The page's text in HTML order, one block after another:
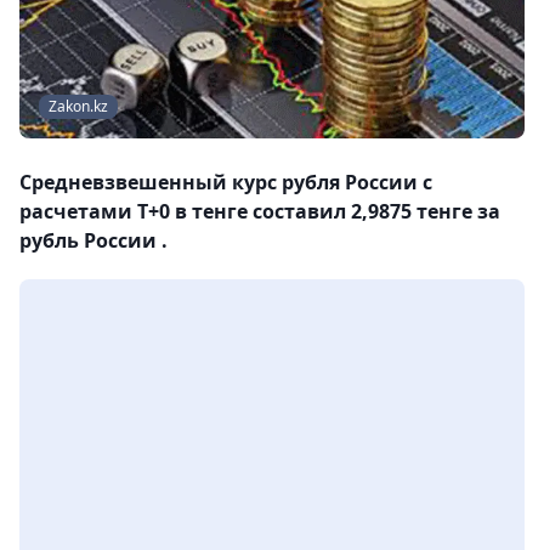
Zakon.kz
Средневзвешенный курс рубля России с
расчетами T+0 в тенге составил 2,9875 тенге за
рубль России .